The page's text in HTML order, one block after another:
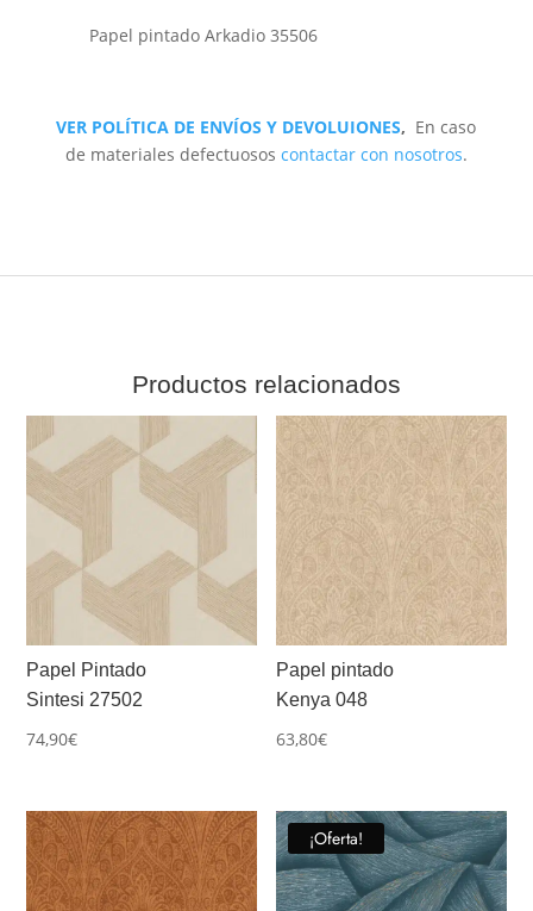
Papel pintado Arkadio 35506
VER POLÍTICA DE ENVÍOS Y DEVOLUIONES, En caso
de materiales defectuosos contactar con nosotros.
Productos relacionados
Papel Pintado
Sintesi 27502
74,90€
Papel pintado
Kenya 048
63,80€
¡Oferta!